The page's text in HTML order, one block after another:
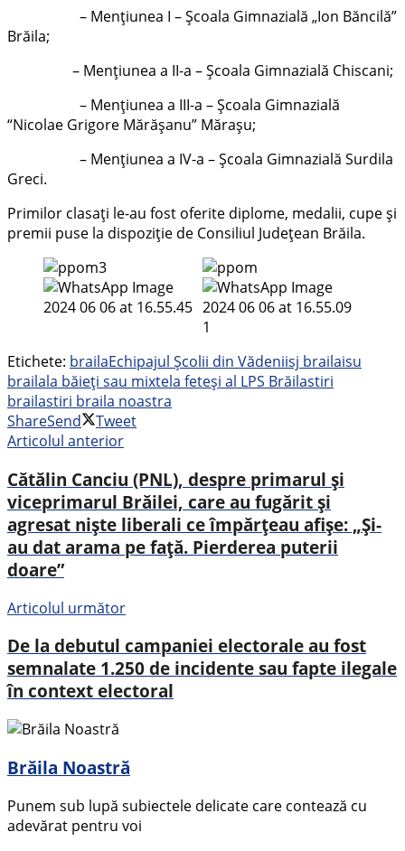
– Menţiunea I – Şcoala Gimnazială „Ion Băncilă”
Brăila;
– Menţiunea a II-a – Şcoala Gimnazială Chiscani;
– Menţiunea a III-a – Şcoala Gimnazială
“Nicolae Grigore Mărășanu” Mărașu;
– Menţiunea a IV-a – Școala Gimnazială Surdila
Greci.
Primilor clasați le-au fost oferite diplome, medalii, cupe și
premii puse la dispoziție de Consiliul Județean Brăila.
Etichete: brailaEchipajul Școlii din Vădeniisj brailaisu
brailala băieți sau mixtela feteși al LPS Brăilastiri
brailastiri braila noastra
ShareSend
Tweet
Articolul anterior
Cătălin Canciu (PNL), despre primarul și
viceprimarul Brăilei, care au fugărit și
agresat niște liberali ce împărțeau afișe: „Și-
au dat arama pe față. Pierderea puterii
doare”
Articolul următor
De la debutul campaniei electorale au fost
semnalate 1.250 de incidente sau fapte ilegale
în context electoral
Brăila Noastră
Punem sub lupă subiectele delicate care contează cu
adevărat pentru voi